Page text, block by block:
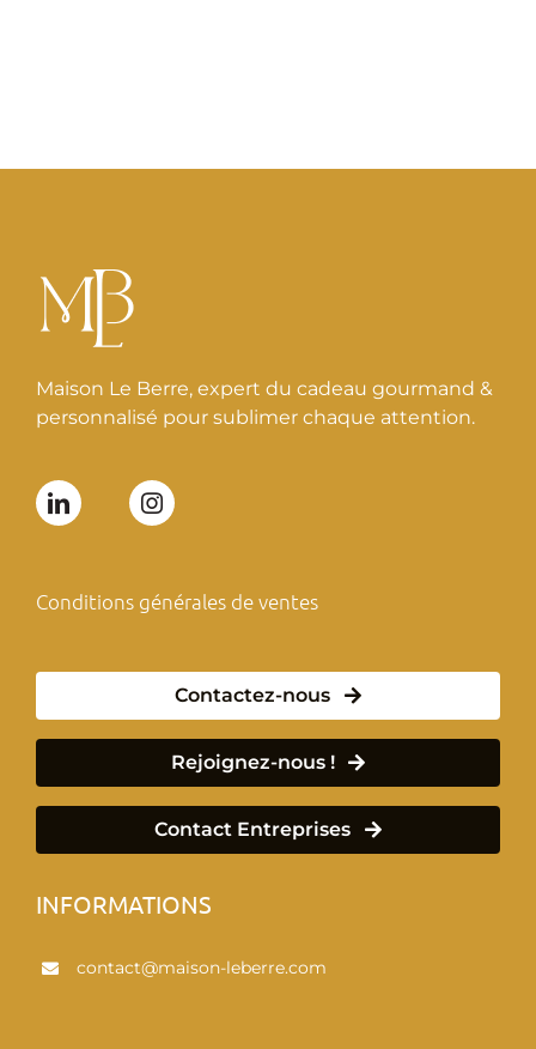
Maison Le Berre, expert du cadeau gourmand &
personnalisé pour sublimer chaque attention.
Conditions générales de ventes
Contactez-nous
Rejoignez-nous !
Contact Entreprises
INFORMATIONS
contact@maison-leberre.com